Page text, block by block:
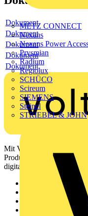
METZ CONNECT
Nexans
Nexans Power
Prysmian
Radium
Regiolux
SCHÜCO
Scireum
SIEMENS
Steinel
STRIEBEL & JOHN
Dokument
Dokument
Dokument
Dokument
Dokument
Mit Voltimum erhalten
Produktinformationen,
digitalen Plattform und